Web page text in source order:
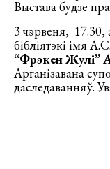
Выстава будзе
3 чэрвеня, 17.30,
бібліятэкі імя
“Фрэкен Жулі”
Арганізавана
даследаванняў.